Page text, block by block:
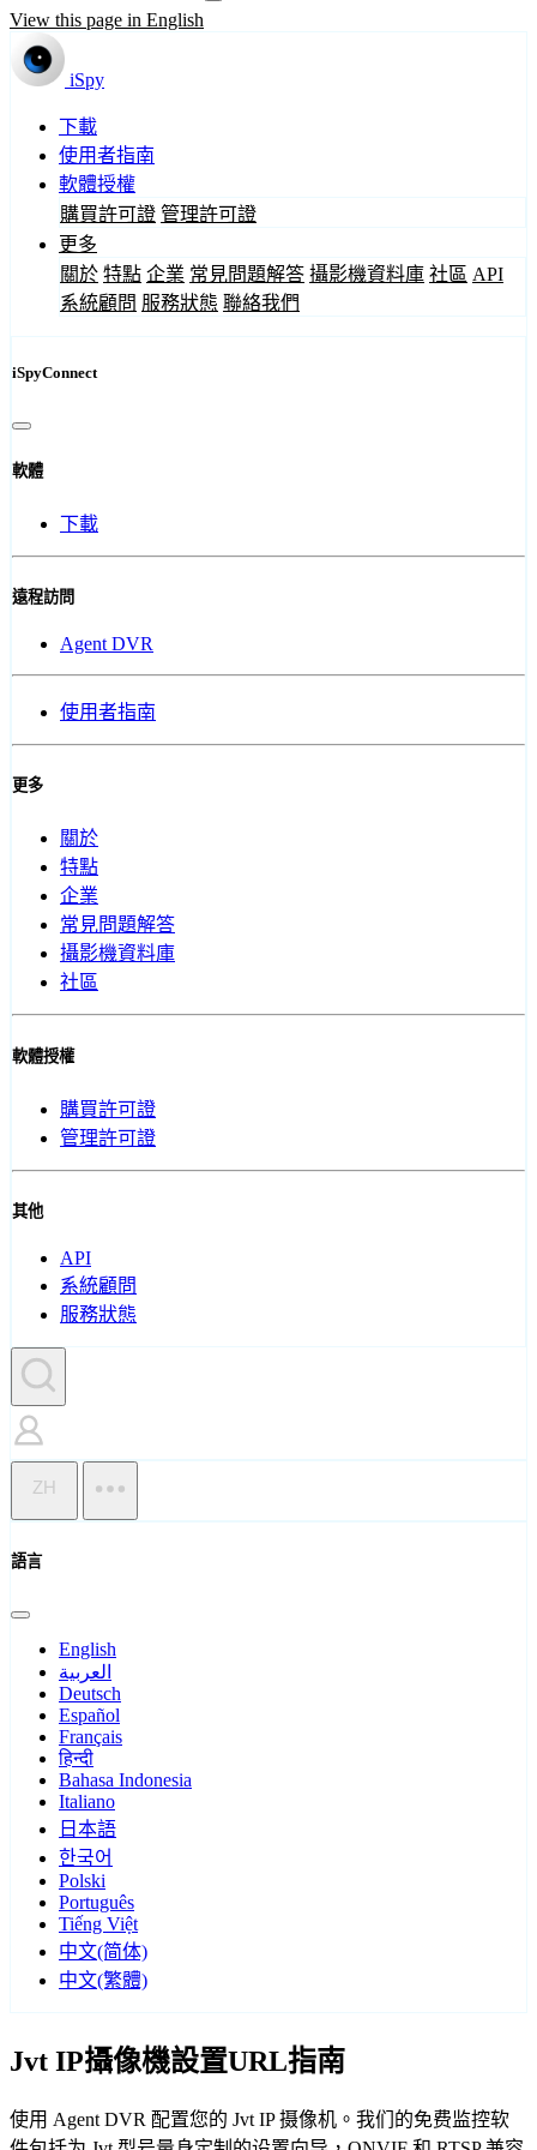
View this page in English
iSpy
下載
使用者指南
軟體授權
購買許可證 管理許可證
更多
關於 特點 企業 常見問題解答 攝影機資料庫 社區 API
系統顧問 服務狀態 聯絡我們
iSpyConnect
軟體
下載
遠程訪問
Agent DVR
使用者指南
更多
關於
特點
企業
常見問題解答
攝影機資料庫
社區
軟體授權
購買許可證
管理許可證
其他
API
系統顧問
服務狀態
ZH
語言
English
العربية
Deutsch
Español
Français
हिन्दी
Bahasa Indonesia
Italiano
日本語
한국어
Polski
Português
Tiếng Việt
中文(简体)
中文(繁體)
Jvt IP攝像機設置URL指南
使用 Agent DVR 配置您的 Jvt IP 摄像机。我们的免费监控软